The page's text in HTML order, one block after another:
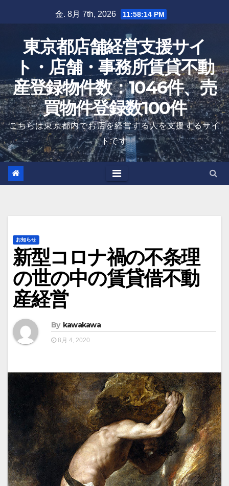
to
content
金. 8月 7th, 2026 11:58:15 PM
東京都店舗経営支援サイ
ト・店舗・事務所賃貸不動
産登録物件数：1046件、売
買物件登録数100件
こちらは東京都内でお店を経営する人を支援するサイ
トです
お知らせ
新型コロナ禍の不条理
の世の中の賃貸借不動
産経営
By kawakawa
8月 4, 2020